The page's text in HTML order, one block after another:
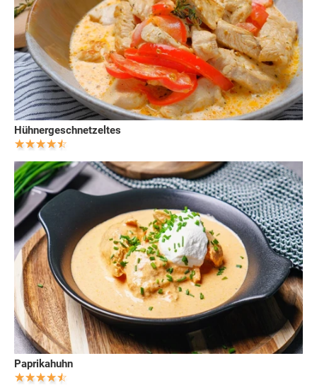
Hühnergeschnetzeltes
Paprikahuhn